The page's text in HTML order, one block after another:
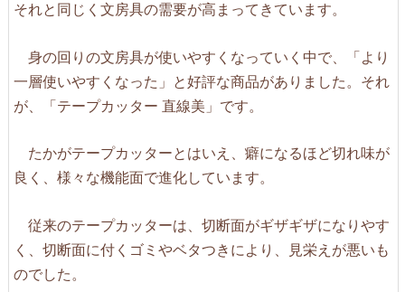
それと同じく文房具の需要が高まってきています。
身の回りの文房具が使いやすくなっていく中で、「より
一層使いやすくなった」と好評な商品がありました。それ
が、「テープカッター 直線美」です。
たかがテープカッターとはいえ、癖になるほど切れ味が
良く、様々な機能面で進化しています。
従来のテープカッターは、切断面がギザギザになりやす
く、切断面に付くゴミやベタつきにより、見栄えが悪いも
のでした。